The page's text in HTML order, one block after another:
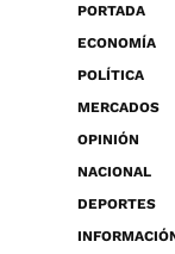
PORTADA
ECONOMÍA
POLÍTICA
MERCADOS
OPINIÓN
NACIONAL
DEPORTES